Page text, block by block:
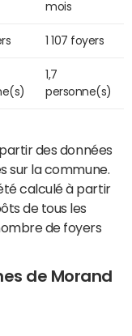
mois
1 107 foyers
1,7
personne(s)
des données
sur la commune.
calculé à partir
de tous les
de foyers
de Morand